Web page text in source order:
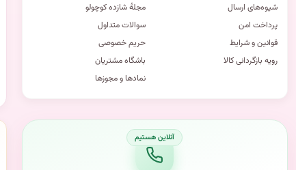
شیوه‌های ارسال
پرداخت امن
قوانین و شرایط
رویه بازگردانی کالا
مجلهٔ شازده کوچولو
سوالات متداول
حریم خصوصی
باشگاه مشتریان
نمادها و مجوزها